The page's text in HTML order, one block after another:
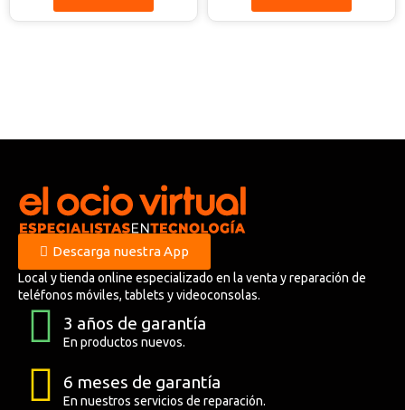
Descarga nuestra App
Local y tienda online especializado en la venta y reparación de
teléfonos móviles, tablets y videoconsolas.
3 años de garantía
En productos nuevos.
6 meses de garantía
En nuestros servicios de reparación.